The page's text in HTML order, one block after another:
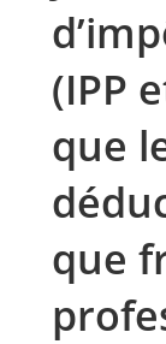
(IPP
que
que